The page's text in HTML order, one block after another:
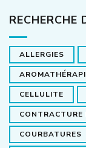
RECHERCHE
ALLERGIES
CELLULITE
CONTRACTURE
COURBATURES